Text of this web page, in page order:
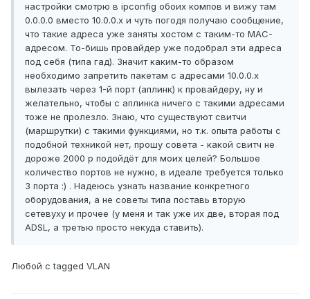
настройки смотрю в ipconfig обоих компов и вижу там
0.0.0.0 вместо 10.0.0.х и чуть погодя получаю сообщение,
что такие адреса уже заняты хостом с таким-то MAC-
адресом. То-бишь провайдер уже подобрал эти адреса
под себя (типа гад). Значит каким-то образом
необходимо запретить пакетам с адресами 10.0.0.х
вылезать через 1-й порт (аплинк) к провайдеру, ну и
желательно, чтобы с аплинка ничего с такими адресами
тоже не пролезло. Знаю, что существуют свитчи
(маршрутки) с такими функциями, но т.к. опыта работы с
подобной техникой нет, прошу совета - какой свитч не
дороже 2000 р подойдёт для моих целей? Большое
количество портов не нужно, в идеале требуется только
3 порта :) . Надеюсь узнать название конкретного
оборудования, а не советы типа поставь вторую
сетевуху и прочее (у меня и так уже их две, вторая под
ADSL, а третью просто некуда ставить).
Любой с tagged VLAN